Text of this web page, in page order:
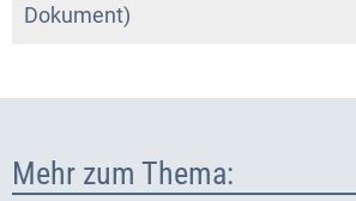
Dokument)
Mehr zum Thema: